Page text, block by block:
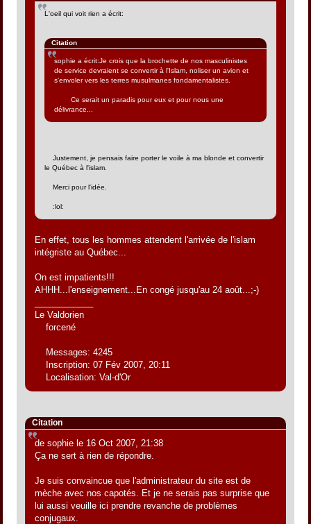
L'oeil qui voit rien a écrit:
Citation
sophie a écrit:Je crois que la brochette de nos masculinistes
de service devraient se convertir à l'Islam, noliser un avion et
s'envoler vers les terres musulmanes fondamentalistes.
Ce serait un paradis pour eux et pour nous une
délivrance...
Justement, je pensais faire porter le voile à ma blonde et convertir
le Québec à l'islam.
Merci pour l'idée.
:lol:
En effet, tous les hommes attendent l'arrivée de l'islam
intégriste au Québec...
On est impatients!!!
AHHH...l'enseignement...En congé jusqu'au 24 août...;-)
Le Valdorien
forcené
Messages: 4245
Inscription: 07 Fév 2007, 20:11
Localisation: Val-d'Or
Citation
de sophie le 16 Oct 2007, 21:38
Ça ne sert à rien de répondre.
Je suis convaincue que l'administrateur du site est de
mèche avec nos capotés. Et je ne serais pas surprise que
lui aussi veuille ici prendre revanche de problèmes
conjugaux.